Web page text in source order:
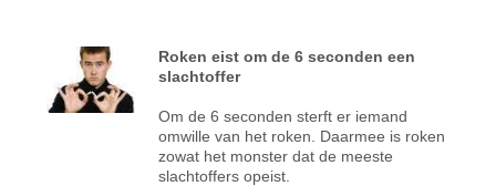
Roken eist om de 6 seconden een
slachtoffer
Om de 6 seconden sterft er iemand
omwille van het roken. Daarmee is roken
zowat het monster dat de meeste
slachtoffers opeist.